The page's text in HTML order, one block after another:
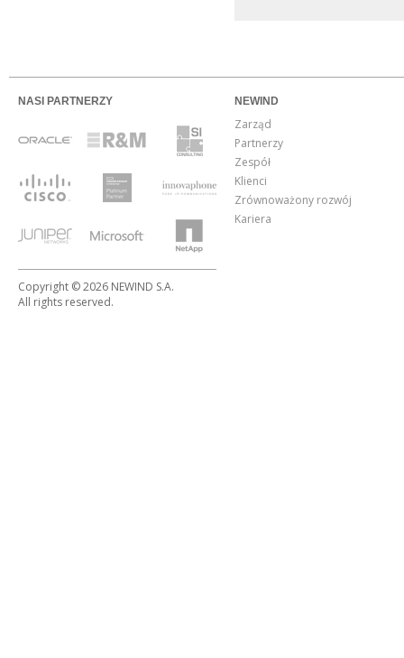
NASI PARTNERZY
Copyright © 2026 NEWIND S.A.
All rights reserved.
NEWIND
Zarząd
Partnerzy
Zespół
Klienci
Zrównoważony rozwój
Kariera